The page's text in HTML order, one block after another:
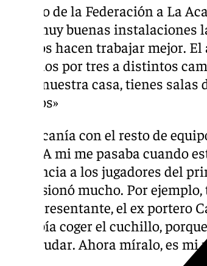
El paso de la Federación a La
«Son muy buenas
que nos hacen trabajar mejor.
cada dos por tres a distintos
como nuestra casa, tienes
campos»
La cercanía con el resto de
club: «A mi me pasaba cuando
referencia a los jugadores del
impresionó mucho. Por
mi representante, el ex portero
no sabía coger el cuchillo,
que ayudar. Ahora míralo, es mi